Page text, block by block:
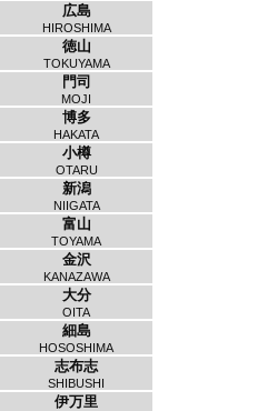
広島
HIROSHIMA
徳山
TOKUYAMA
門司
MOJI
博多
HAKATA
小樽
OTARU
新潟
NIIGATA
富山
TOYAMA
金沢
KANAZAWA
大分
OITA
細島
HOSOSHIMA
志布志
SHIBUSHI
伊万里